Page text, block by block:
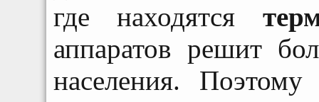
где находятся
аппаратов решит
населения.